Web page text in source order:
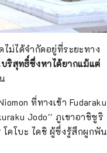
ม่ได้จำกัดอยู่ที่ระยะทาง
ริสุทธิ์ซึ่งหาได้ยากแม้แต่
ที่ทางเข้า Fudaraku
Jodo'' ภูเขาอาชิซูริ
โคโบะ ไดชิ ผู้ซึ่งรู้สึกผูกพัน